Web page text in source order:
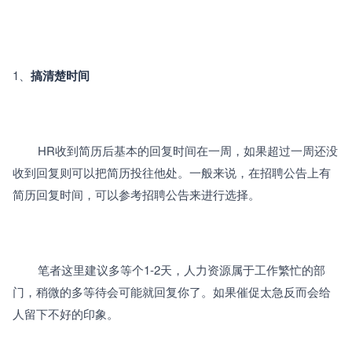
1、 搞清楚时间
收到回复则可以把简历投往他处。一般来说，在招聘公告上有
简历回复时间，可以参考招聘公告来进行选择。
门，稍微的多等待会可能就回复你了。如果催促太急反而会给
人留下不好的印象。